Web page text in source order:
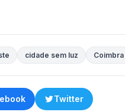
cidade sem luz Coimbra
Twitter